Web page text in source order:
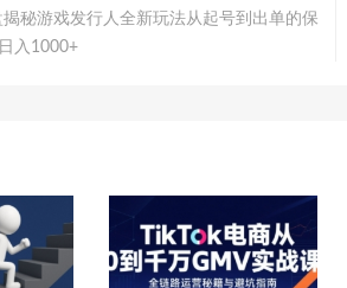
秘游戏发行人全新玩法从起号到出单的保
入1000+